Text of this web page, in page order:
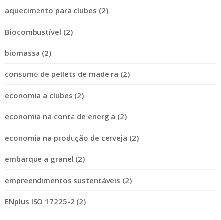
aquecimento para clubes (2)
Biocombustível (2)
biomassa (2)
consumo de pellets de madeira (2)
economia a clubes (2)
economia na conta de energia (2)
economia na produção de cerveja (2)
embarque a granel (2)
empreendimentos sustentáveis (2)
ENplus ISO 17225-2 (2)